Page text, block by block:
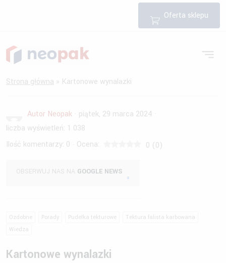
Oferta sklepu
Strona główna » Kartonowe wynalazki
Autor Neopak · piątek, 29 marca 2024 ·
liczba wyświetleń: 1 038
Ilość komentarzy: 0 · Ocena: 0 (0)
OBSERWUJ NAS NA GOOGLE NEWS
Ozdobne Porady Pudełka tekturowe
Tektura falista karbowana
Wiedza
Kartonowe wynalazki